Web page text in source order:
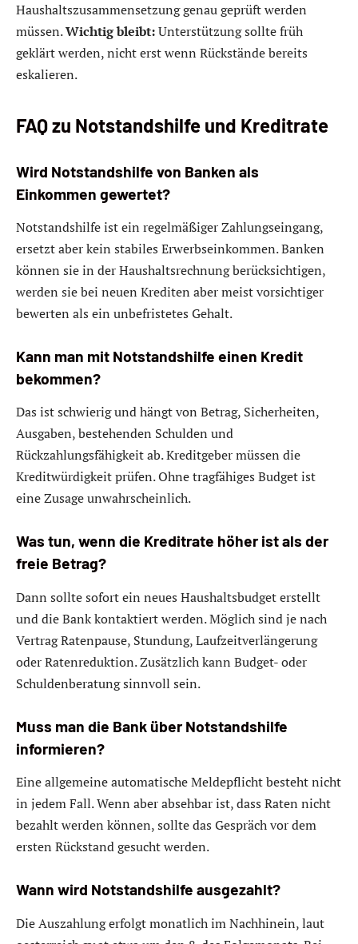
Haushaltszusammensetzung genau geprüft werden
müssen.Wichtig bleibt:Unterstützung sollte früh
geklärt werden, nicht erst wenn Rückstände bereits
eskalieren.
FAQ zu Notstandshilfe und Kreditrate
Wird Notstandshilfe von Banken als
Einkommen gewertet?
Notstandshilfe ist ein regelmäßiger Zahlungseingang,
ersetzt aber kein stabiles Erwerbseinkommen. Banken
können sie in der Haushaltsrechnung berücksichtigen,
werden sie bei neuen Krediten aber meist vorsichtiger
bewerten als ein unbefristetes Gehalt.
Kann man mit Notstandshilfe einen Kredit
bekommen?
Das ist schwierig und hängt von Betrag, Sicherheiten,
Ausgaben, bestehenden Schulden und
Rückzahlungsfähigkeit ab. Kreditgeber müssen die
Kreditwürdigkeit prüfen. Ohne tragfähiges Budget ist
eine Zusage unwahrscheinlich.
Was tun, wenn die Kreditrate höher ist als der
freie Betrag?
Dann sollte sofort ein neues Haushaltsbudget erstellt
und die Bank kontaktiert werden. Möglich sind je nach
Vertrag Ratenpause, Stundung, Laufzeitverlängerung
oder Ratenreduktion. Zusätzlich kann Budget- oder
Schuldenberatung sinnvoll sein.
Muss man die Bank über Notstandshilfe
informieren?
Eine allgemeine automatische Meldepflicht besteht nicht
in jedem Fall. Wenn aber absehbar ist, dass Raten nicht
bezahlt werden können, sollte das Gespräch vor dem
ersten Rückstand gesucht werden.
Wann wird Notstandshilfe ausgezahlt?
Die Auszahlung erfolgt monatlich im Nachhinein, laut